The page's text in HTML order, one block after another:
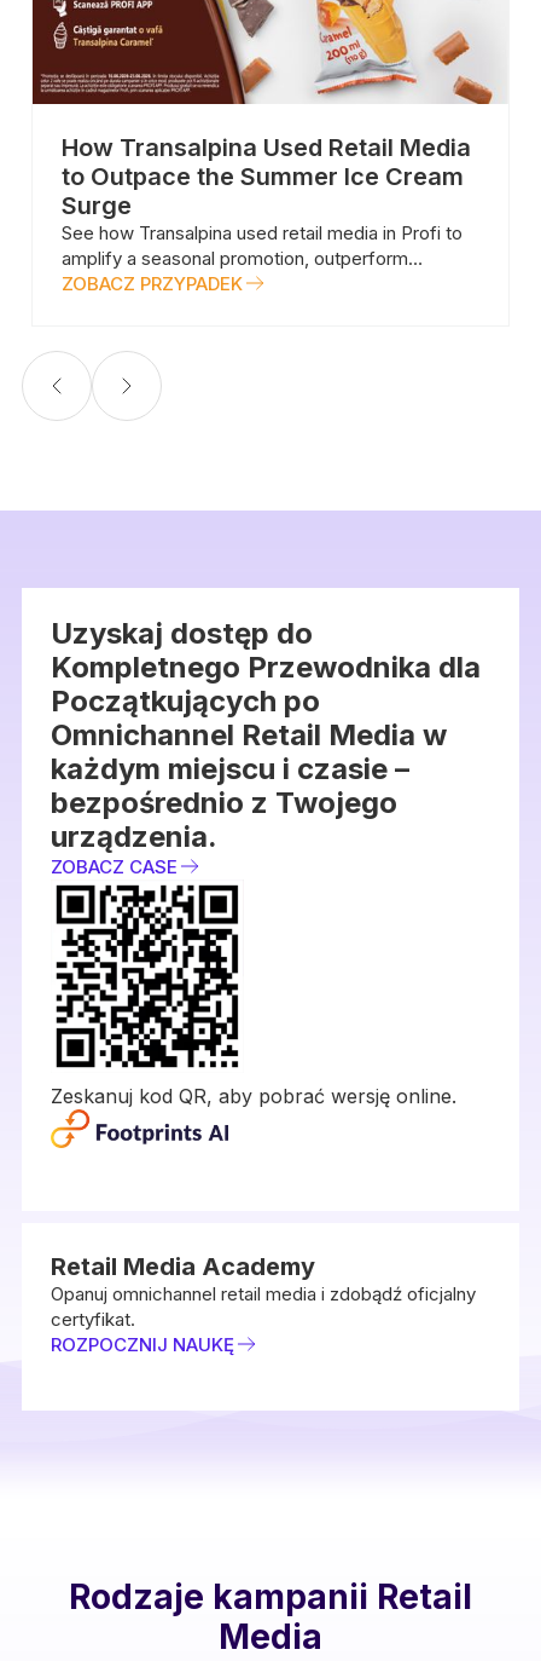
How Transalpina Used Retail Media
to Outpace the Summer Ice Cream
Surge
See how Transalpina used retail media in Profi to
amplify a seasonal promotion, outperform
category growth and deliver 5.73x ROAS during
ZOBACZ PRZYPADEK
Uzyskaj dostęp do
Kompletnego Przewodnika dla
Początkujących po
Omnichannel Retail Media w
każdym miejscu i czasie –
bezpośrednio z Twojego
urządzenia.
ZOBACZ CASE
Zeskanuj kod QR, aby pobrać wersję online.
Retail Media Academy
Opanuj omnichannel retail media i zdobądź oficjalny
certyfikat.
ROZPOCZNIJ NAUKĘ
Rodzaje kampanii Retail
Media